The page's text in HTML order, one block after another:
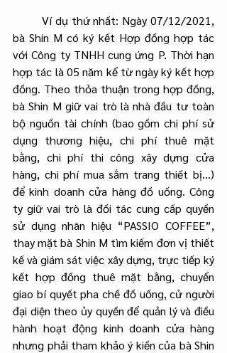
bà Shin M có ký kết Hợp đồng hợp tác
với Công ty TNHH cung ứng P. Thời hạn
hợp tác là 05 năm kể từ ngày ký kết hợp
đồng. Theo thỏa thuận trong hợp đồng,
bà Shin M giữ vai trò là nhà đầu tư toàn
bộ nguồn tài chính (bao gồm chi phí sử
dụng thương hiệu, chi phí thuê mặt
bằng, chi phí thi công xây dựng cửa
hàng, chi phí mua sắm trang thiết bị...)
để kinh doanh cửa hàng đồ uống. Công
ty giữ vai trò là đối tác cung cấp quyền
sử dụng nhãn hiệu “PASSIO COFFEE”,
thay mặt bà Shin M tìm kiếm đơn vị thiết
kế và giám sát việc xây dựng, trực tiếp ký
kết hợp đồng thuê mặt bằng, chuyển
giao bí quyết pha chế đồ uống, cử người
đại diện theo ủy quyền để quản lý và điều
hành hoạt động kinh doanh cửa hàng
nhưng phải tham khảo ý kiến của bà Shin